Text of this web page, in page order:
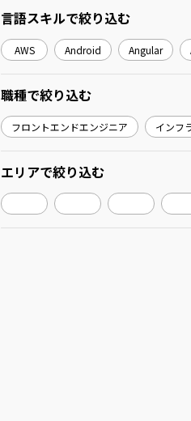
言語スキルで絞り込む
AWS Android Angular
職種で絞り込む
フロントエンドエンジニア インフ
エリアで絞り込む